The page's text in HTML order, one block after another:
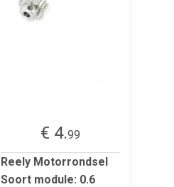
€ 4.99
Reely Motorrondsel
Soort module: 0.6